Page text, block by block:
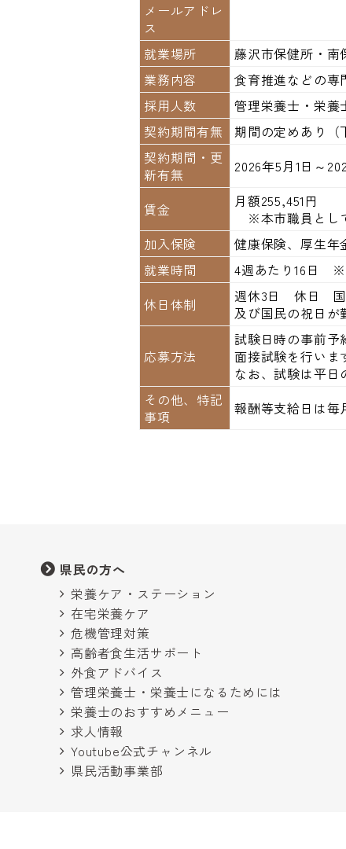
メールアドレ
ス
就業場所
藤沢市保健所・南
業務内容
食育推進などの専
採用人数
管理栄養士・栄養
契約期間有無
期間の定めあり（
契約期間・更
新有無
2026年5月1日～
賃金
月額255,451円
※本市職員とし
加入保険
健康保険、厚生年
就業時間
4週あたり16日 ※
休日体制
週休3日 休日 国
及び国民の祝日が
応募方法
試験日時の事前予
面接試験を行いま
なお、試験は平日
その他、特記
事項
報酬等支給日は毎
県民の方へ
栄養ケア・ステーション
在宅栄養ケア
危機管理対策
高齢者食生活サポート
外食アドバイス
管理栄養士・栄養士になるためには
栄養士のおすすめメニュー
求人情報
Youtube公式チャンネル
県民活動事業部